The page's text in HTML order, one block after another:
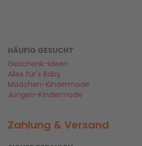
HÄUFIG GESUCHT
Geschenk-Ideen
Alles für's Baby
Mädchen-Kindermode
Jungen-Kindermode
Zahlung & Versand